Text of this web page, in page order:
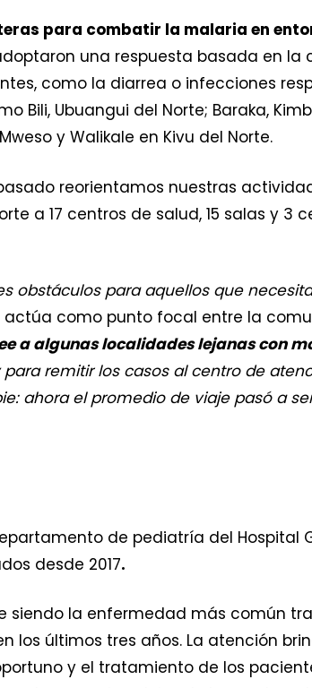
para combatir la malaria en
una respuesta basada en
como la diarrea o infecciones
Bili, Ubuangui del Norte; Baraka,
y Walikale en Kivu del Norte.
reorientamos nuestras
a 17 centros de salud, 15 salas y 3
obstáculos para aquellos que
actúa como punto focal entre la
a algunas localidades lejanas con
remitir los casos al centro de
ahora el promedio de viaje pasó a
de pediatría del Hospital
desde 2017.
siendo la enfermedad más común
los últimos tres años. La atención
y el tratamiento de los